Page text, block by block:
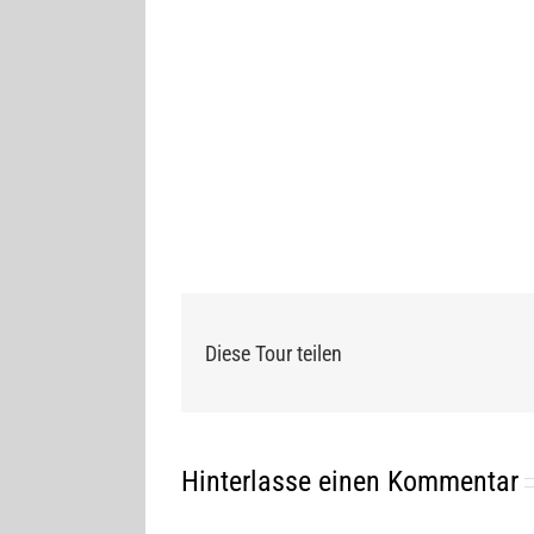
Diese Tour teilen
Hinterlasse einen Kommentar